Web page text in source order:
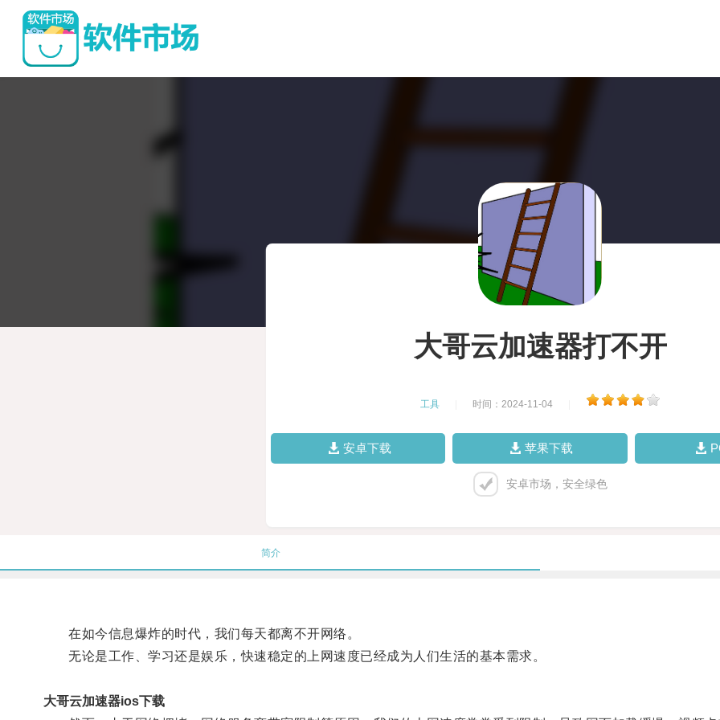
大哥云加速器打不开
工具 时间：2024-11-04
安卓下载 苹果下载
安卓市场，安全绿色
简介
在如今信息爆炸的时代，我们每天都离不开网络。
无论是工作、学习还是娱乐，快速稳定的上网速度已经成为人们生活的基本需求。
大哥云加速器ios下载